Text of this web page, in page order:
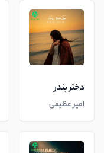
دختر بندر
امیر عظیمی